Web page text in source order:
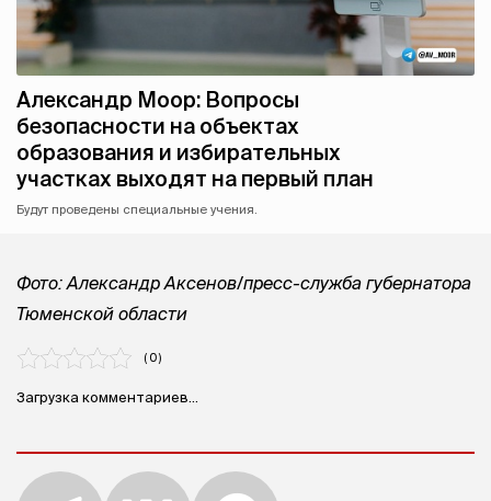
Александр Моор: Вопросы
безопасности на объектах
образования и избирательных
участках выходят на первый план
Будут проведены специальные учения.
Фото: Александр Аксенов/пресс-служба губернатора
Тюменской области
( 0 )
Загрузка комментариев...